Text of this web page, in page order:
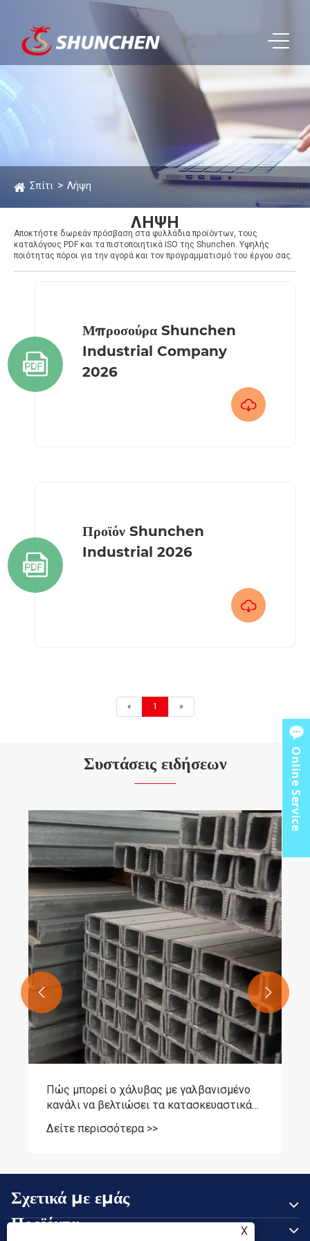
Σπίτι Λήψη
ΛΉΨΗ
Αποκτήστε δωρεάν πρόσβαση στα φυλλάδια προϊόντων, τους
καταλόγους PDF και τα πιστοποιητικά ISO της Shunchen. Υψηλής
ποιότητας πόροι για την αγορά και τον προγραμματισμό του έργου σας.

Μπροσούρα Shunchen
Industrial Company
2026


Προϊόν Shunchen
Industrial 2026

« 1 »
Συστάσεις ειδήσεων
Πώς μπορεί ο χάλυβας με γαλβανισμένο
κανάλι να βελτιώσει τα κατασκευαστικά
σας έργα;
Δείτε περισσότερα >>
 
Σχετικά με εμάς
Προϊόντα
X
Online Service